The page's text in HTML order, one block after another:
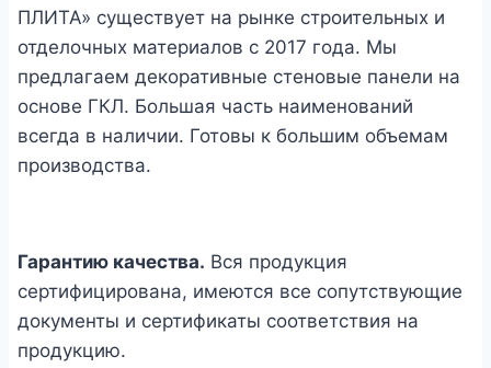
ПЛИТА» существует на рынке строительных и
отделочных материалов с 2017 года. Мы
предлагаем декоративные стеновые панели на
основе ГКЛ. Большая часть наименований
всегда в наличии. Готовы к большим объемам
производства.
Гарантию качества. Вся продукция
сертифицирована, имеются все сопутствующие
документы и сертификаты соответствия на
продукцию.